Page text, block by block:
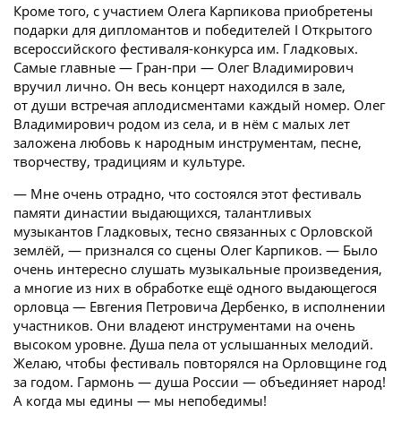
Кроме того, с участием Олега Карпикова приобретены
подарки для дипломантов и победителей I Открытого
всероссийского фестиваля-­конкурса им. Гладковых.
Самые главные — Гран-при — Олег Владимирович
вручил лично. Он весь концерт находился в зале,
от души встречая аплодисментами каждый номер. Олег
Владимирович родом из села, и в нём с малых лет
заложена любовь к народным инструментам, песне,
творчеству, традициям и культуре.
— Мне очень отрадно, что состоялся этот фестиваль
памяти династии выдающихся, талантливых
музыкантов Гладковых, тесно связанных с Орловской
землёй, — признался со сцены Олег Карпиков. — Было
очень интересно слушать музыкальные произведения,
а многие из них в обработке ещё одного выдающегося
орловца — Евгения Петровича Дербенко, в исполнении
участников. Они владеют инструментами на очень
высоком уровне. Душа пела от услышанных мелодий.
Желаю, чтобы фестиваль повторялся на Орловщине год
за годом. Гармонь — душа России — объединяет народ!
А когда мы едины — мы непобедимы!